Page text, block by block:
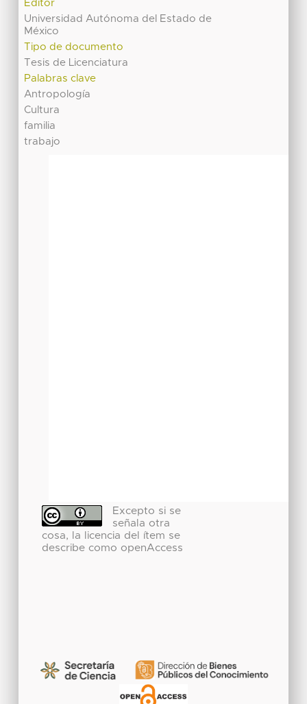
Editor
Universidad Autónoma del Estado de
México
Tipo de documento
Tesis de Licenciatura
Palabras clave
Antropología
Cultura
familia
trabajo
Excepto si se
señala otra
cosa, la licencia del ítem se
describe como openAccess